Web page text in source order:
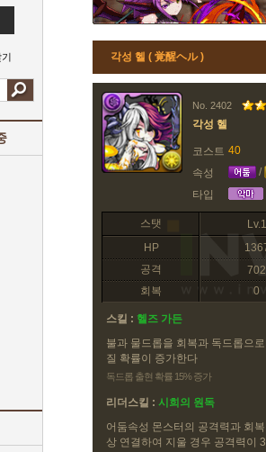
각성 헬 ( 覚醒ヘル )
No. 2402
각성 헬
코스트 40
속성
/
타입
스탯
Lv.1
HP
공격
702
회복
0
스킬 : 헬즈 가든
불과 물드롭을 회복과 독드롭으
질 확률이 증가한다
독드롭 출현 확률 15% 증가
리더스킬 : 시희의 원독
어둠속성 몬스터의 공격력과 회
상 연결하여 지울 경우 공격력이